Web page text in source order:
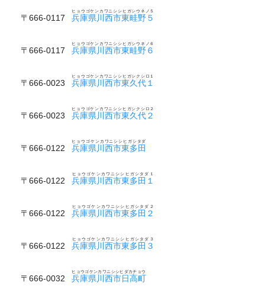
〒666-0117 兵庫県川西市東畦野５
ヒョウゴケンカワニシシヒガシウネノ５
〒666-0117 兵庫県川西市東畦野６
ヒョウゴケンカワニシシヒガシウネノ６
〒666-0023 兵庫県川西市東久代１
ヒョウゴケンカワニシシヒガシクシロ１
〒666-0023 兵庫県川西市東久代２
ヒョウゴケンカワニシシヒガシクシロ２
〒666-0122 兵庫県川西市東多田
ヒョウゴケンカワニシシヒガシタダ
〒666-0122 兵庫県川西市東多田１
ヒョウゴケンカワニシシヒガシタダ１
〒666-0122 兵庫県川西市東多田２
ヒョウゴケンカワニシシヒガシタダ２
〒666-0122 兵庫県川西市東多田３
ヒョウゴケンカワニシシヒガシタダ３
〒666-0032 兵庫県川西市日高町
ヒョウゴケンカワニシシヒダカチョウ